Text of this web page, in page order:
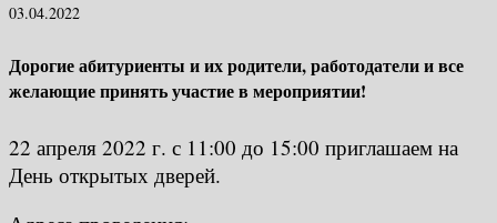
03.04.2022
Дорогие абитуриенты и их родители, работодатели и все
желающие принять участие в мероприятии!
22 апреля 2022 г. с 11:00 до 15:00 приглашаем на
День открытых дверей.